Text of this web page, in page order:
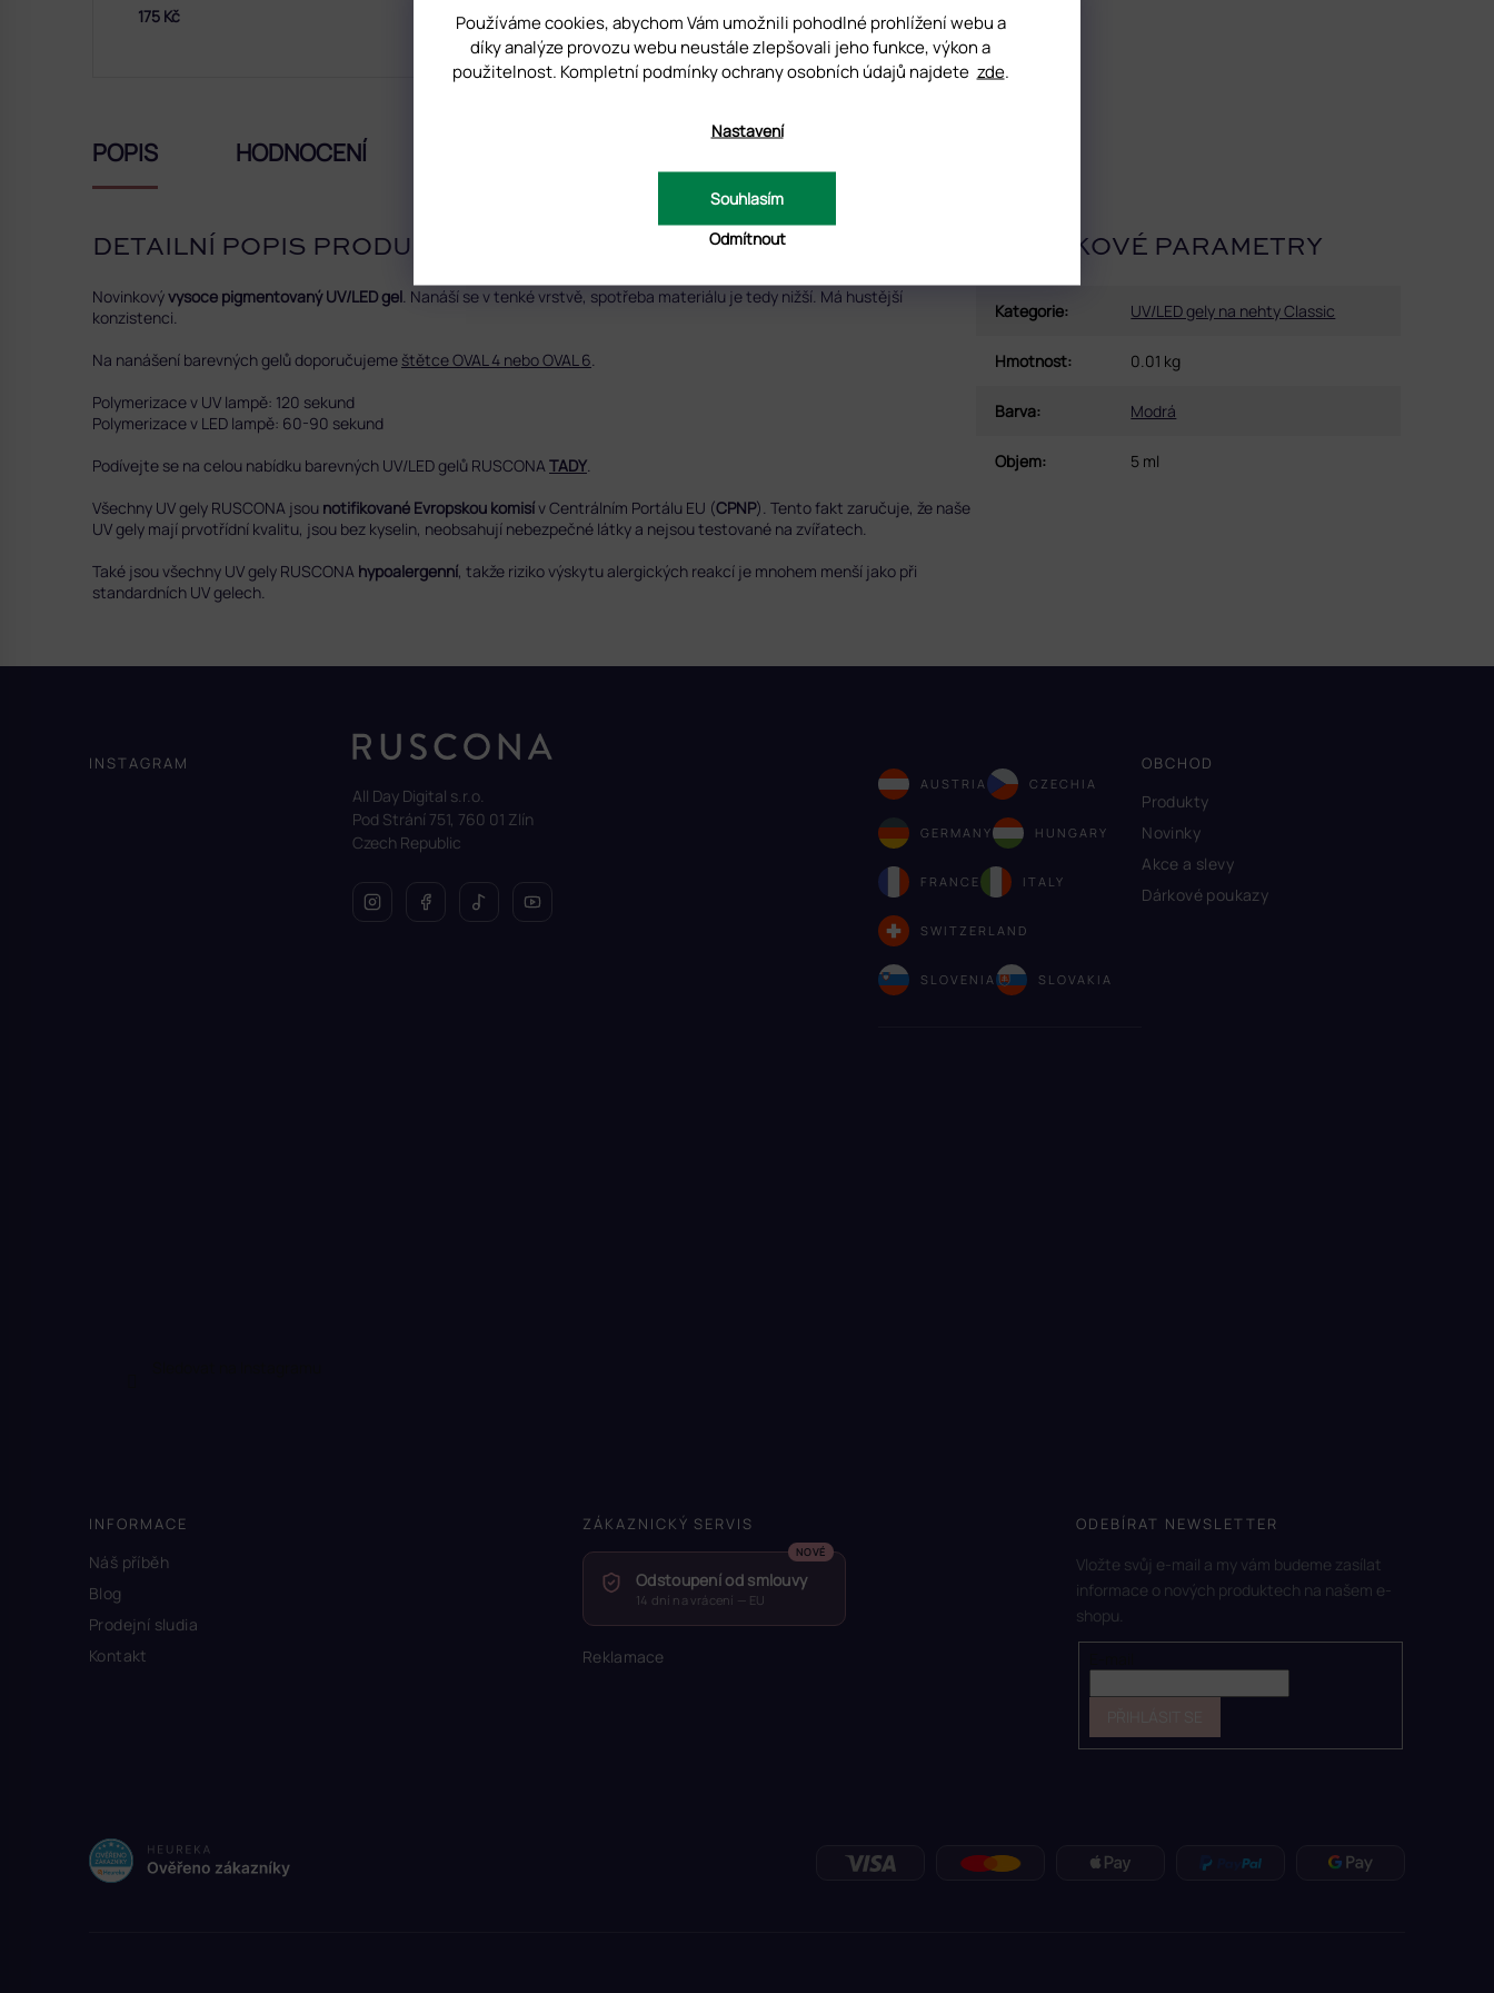
Používáme cookies, abychom Vám umožnili pohodlné prohlížení webu a
díky analýze provozu webu neustále zlepšovali jeho funkce, výkon a
použitelnost. Kompletní podmínky ochrany osobních údajů najdete zde.
Nastavení
Odmítnout
Souhlasím
175 Kč
POPIS HODNOCENÍ
DETAILNÍ POPIS PRODUKTU
Novinkovývysoce pigmentovaný UV/LED gel. Nanáší se v tenké vrstvě, spotřeba materiálu je tedy nižší. Má hustější
konzistenci.
Na nanášení barevných gelů doporučujeme štětce OVAL 4 nebo OVAL 6.
Polymerizace v UV lampě: 120 sekund
Polymerizace v LED lampě: 60-90 sekund
Podívejte se na celou nabídku barevných UV/LED gelů RUSCONATADY.
Všechny UV gely RUSCONA jsou notifikované Evropskou komisív Centrálním Portálu EU (CPNP). Tento fakt zaručuje, že naše
UV gely mají prvotřídní kvalitu, jsou bez kyselin, neobsahují nebezpečné látky a nejsou testované na zvířatech.
Také jsou všechny UV gely RUSCONA hypoalergenní, takže riziko výskytu alergických reakcí je mnohem menší jako při
standardních UV gelech.
DOPLŇKOVÉ PARAMETRY
Kategorie: UV/LED gely na nehty Classic
Hmotnost: 0.01 kg
Barva: Modrá
Objem: 5 ml
t
INSTAGRAM
All Day Digital s.r.o.
Pod Strání 751, 760 01 Zlín
Czech Republic
AUSTRIA CZECHIA
GERMANY HUNGARY
FRANCE ITALY
SWITZERLAND
SLOVENIA SLOVAKIA
OBCHOD
Produkty
Novinky
Akce a slevy
Dárkové poukazy
INFORMACE
Náš příběh
Blog
Prodejní sludia
Kontakt
ZÁKAZNICKÝ SERVIS
Odstoupení od smlouvy
14 dní na vrácení — EU
Reklamace
ODEBÍRAT NEWSLETTER
Vložte svůj e-mail a my vám budeme zasílat
informace o nových produktech na našem e-
shopu.